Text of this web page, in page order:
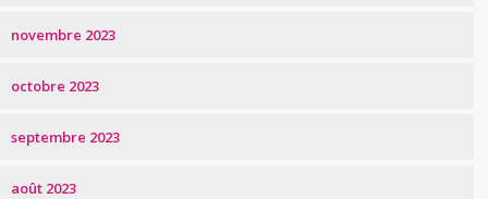
novembre 2023
octobre 2023
septembre 2023
août 2023